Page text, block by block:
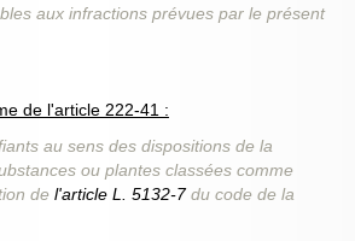
aux infractions prévues par le présent
de l'article 222-41 :
au sens des dispositions de la
ou plantes classées comme
de l'article L. 5132-7du code de la